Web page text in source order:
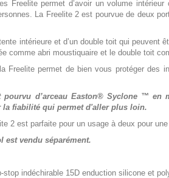
Freelite permet d’avoir un volume
La Freelite 2 est pourvue de deux
intérieure et d’un double toit qui
comme abri moustiquaire et le double toit
Freelite permet de bien vous protéger des
pourvu d’arceau Easton® Syclone ™ en
fiabilité qui permet d'aller plus loin.
2 est parfaite pour un usage à deux pour
est vendu séparément.
stop indéchirable 15D enduction silicone et